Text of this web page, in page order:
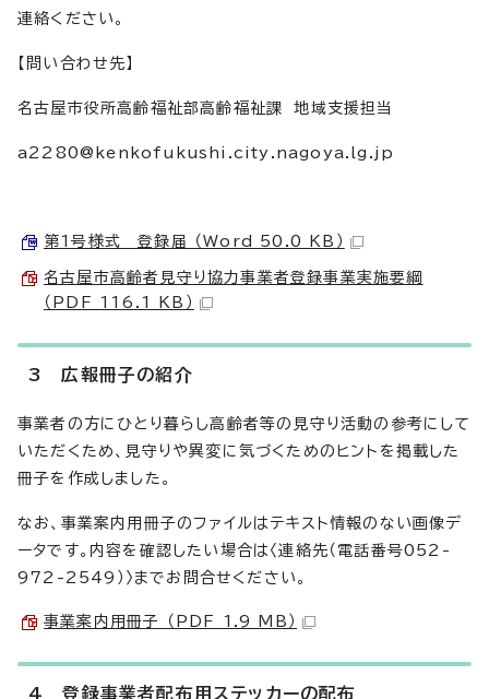
連絡ください。
【問い合わせ先】
名古屋市役所高齢福祉部高齢福祉課 地域支援担当
a2280@kenkofukushi.city.nagoya.lg.jp
第1号様式 登録届 （Word 50.0 KB）
名古屋市高齢者見守り協力事業者登録事業実施要綱
（PDF 116.1 KB）
3 広報冊子の紹介
事業者の方にひとり暮らし高齢者等の見守り活動の参考にして
いただくため、見守りや異変に気づくためのヒントを掲載した
冊子を作成しました。
なお、事業案内用冊子のファイルはテキスト情報のない画像デ
ータです。内容を確認したい場合は〈連絡先（電話番号052-
972-2549）〉までお問合せください。
事業案内用冊子 （PDF 1.9 MB）
4 登録事業者配布用ステッカーの配布